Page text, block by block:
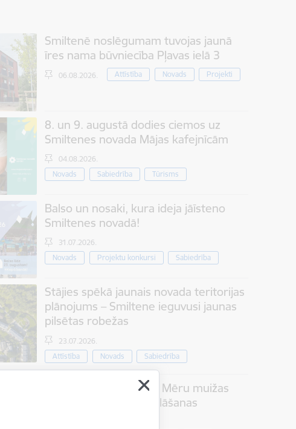
Smiltenē noslēgumam tuvojas jaunā
īres nama būvniecība Pļavas ielā 3
06.08.2026. Attīstība Novads Projekti
8. un 9. augustā dodies ciemos uz
Smiltenes novada Mājas kafejnīcām
04.08.2026.
Novads
Sabiedrība Tūrisms
Balso un nosaki, kura ideja jāīsteno
Smiltenes novadā!
31.07.2026.
Novads
Projektu konkursi Sabiedrība
Stājies spēkā jaunais novada teritorijas
plānojums – Smiltene ieguvusi jaunas
pilsētas robežas
23.07.2026.
Attīstība
Novads Sabiedrība
Jauna satikšanās vieta Mēru muižas
parkā – aicinām uz atklāšanas